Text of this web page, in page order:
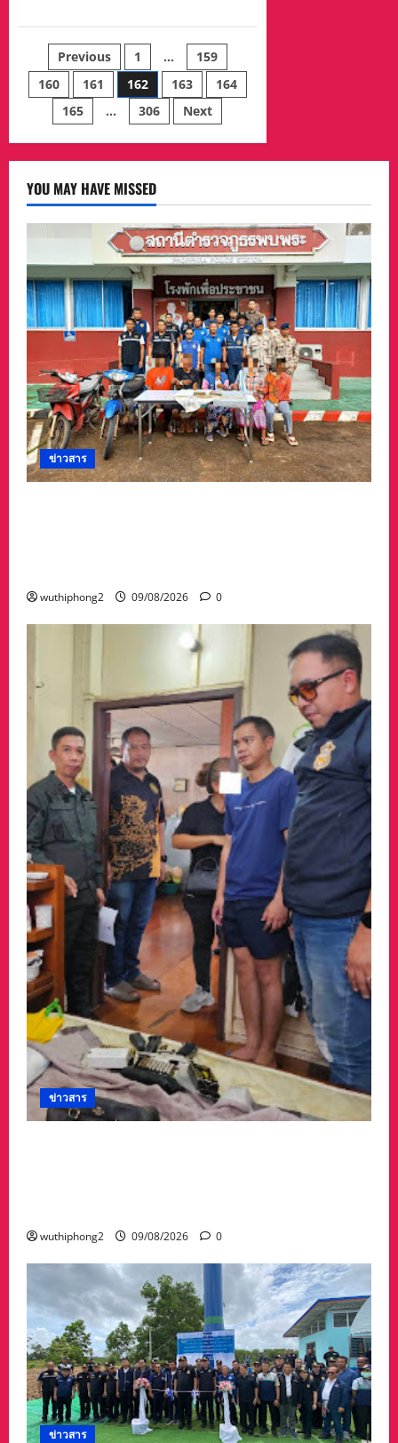
ประเพณี
อัน
ดี
งาม
ที่
สืบทอด
กัน
แต่
โบราณ
นัก
แรงงาน
จังหวัด
ตราด
ร่วม
หน่วย
ใน
สังกัด
แรงงาน
จังหวัด
ตราด
จัด
กิจกรรม
สาธารณประโยชน์
เนื่อง
ใน
วัน
ข้าราชการ
พลเรือน
ประ
จํา
ปี
2568
ขึ้น
ที่
บริเวณ
ชายหาด
บ้าน
คลอง
ขุด
หมู่
3
ต.ไม้
Posts
pagination
Previous 1 …
159
160
161 162 163
164
165
… 306 Next
YOU MAY HAVE MISSED
ข่าวสาร
wuthiphong2 09/08/2026 0
ข่าวสาร
wuthiphong2 09/08/2026 0
ข่าวสาร